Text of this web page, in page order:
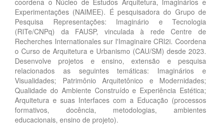
Experimentações (NAIMEE). É pesquisadora do Grupo de
Pesquisa Representações: Imaginário e Tecnologia
(RITe/CNPq) da FAUSP, vinculada à rede Centre de
Recherches Internationales sur l'Imaginaire CRI2i. Coordena
o Curso de Arquitetura e Urbanismo (CAU/SM) desde 2023.
Desenvolve projetos e ensino, extensão e pesquisa
relacionados as seguintes temáticas: Imaginários e
Visualidades; Patrimônio Arquitetônico e Modernidades;
Qualidade do Ambiente Construído e Experiência Estética;
Arquitetura e suas Interfaces com a Educação (processos
formativos, docência, metodologias, ambientes
educacionais, ensino de projeto).